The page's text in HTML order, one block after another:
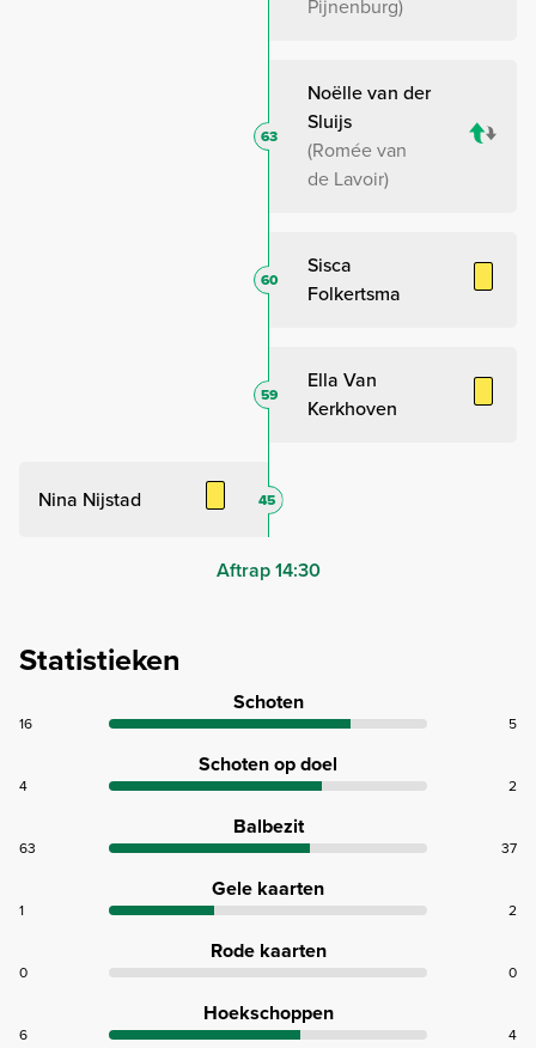
Pijnenburg
Noëlle van der
Sluijs
Romée van
de Lavoir
63
Sisca
Folkertsma
60
Ella Van
Kerkhoven
59
Nina Nijstad 45
Aftrap 14:30
Statistieken
Schoten
16 5
Schoten op doel
4 2
Balbezit
63 37
Gele kaarten
1 2
Rode kaarten
0 0
Hoekschoppen
6 4